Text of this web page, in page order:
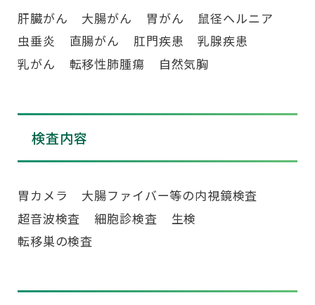
肝臓がん 大腸がん 胃がん
鼠径ヘルニア
虫垂炎
直腸がん 肛門疾患
乳腺疾患
乳がん
転移性肺腫瘍 自然気胸
胃カメラ
大腸ファイバー等の内視鏡検査
超音波検査
細胞診検査
生検
転移巣の検査